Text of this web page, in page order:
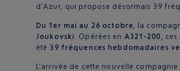
d’Azur, qui propose désormais 39
Du 1er mai au 26 octobre, la
Joukovski
. Opérées en A321-200,
été 39 fréquences hebdomadaires
L’arrivée de cette nouvelle